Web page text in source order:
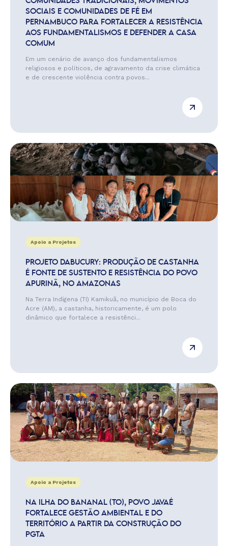
SOCIAIS E COMUNIDADES DE FÉ EM
PERNAMBUCO PARA FORTALECER A RESISTÊNCIA
AOS FUNDAMENTALISMOS E DEFENDER A CASA
COMUM
Em um cenário de avanço dos fundamentalismos
religiosos e políticos, de agravamento da crise climática
e de crescente violência contra povos...
Apoio a Projetos
PROJETO DABUCURY: PRODUÇÃO DE CASTANHA
É FONTE DE SUSTENTO E RESISTÊNCIA DO POVO
APURINÃ, NO AMAZONAS
Na Terra Indígena (TI) Kamikuã, no município de Boca do
Acre (AM), a castanha, historicamente, é um polo
dinâmico que fortalece a resistênci...
Apoio a Projetos
NA ILHA DO BANANAL (TO), POVO JAVAÉ
FORTALECE GESTÃO AMBIENTAL E DO
TERRITÓRIO A PARTIR DA CONSTRUÇÃO DO
PGTA